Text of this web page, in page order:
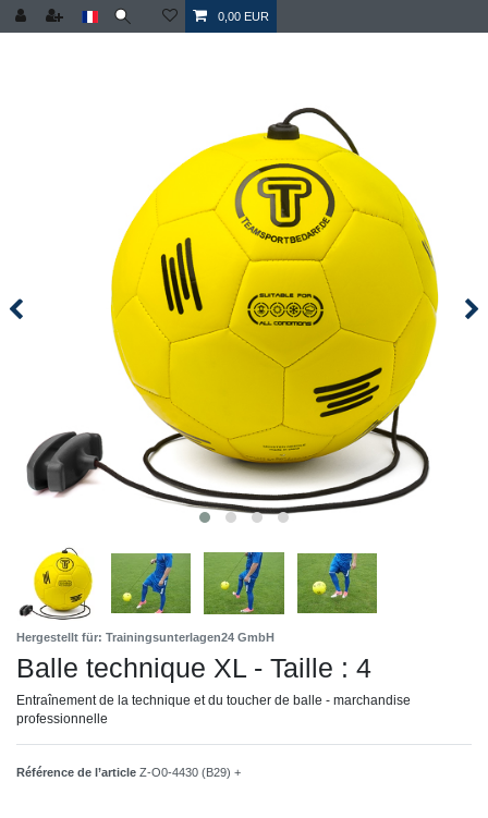
0,00 EUR
Hergestellt für: Trainingsunterlagen24 GmbH
Balle technique XL - Taille : 4
Entraînement de la technique et du toucher de balle - marchandise
professionnelle
Référence de l’article Z-O0-4430 (B29) +